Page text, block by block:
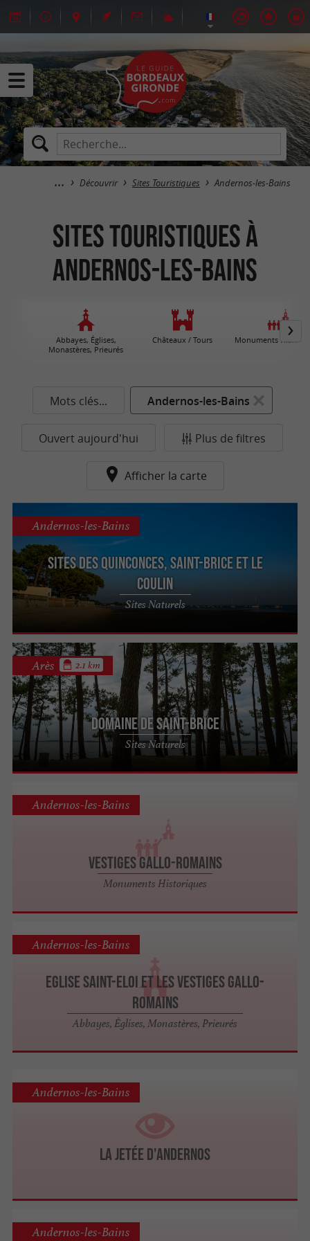
Découvrir Sites Touristiques Andernos-les-Bains
Sites Touristiques à
Andernos-les-Bains
Abbayes, Églises,
Monastères, Prieurés
Châteaux / Tours Monuments
Mots clés... Andernos-les-Bains
Ouvert aujourd'hui Plus de filtres
Afficher la carte
Sites des Quinconces, Saint-Brice et Le
Coulin
Sites Naturels
Andernos-les-Bains
Domaine de Saint-Brice
Sites Naturels
Arès 2.1 km
Vestiges gallo-romains
Monuments Historiques
Andernos-les-Bains
Eglise Saint-Eloi et les vestiges gallo-
romains
Abbayes, Églises, Monastères, Prieurés
Andernos-les-Bains
La Jetée d'Andernos
Andernos-les-Bains
Andernos-les-Bains